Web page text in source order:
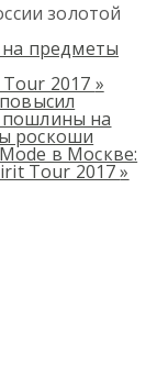
золотой
предметы
2017 »
на
роскоши
в Москве:
Tоur 2017»